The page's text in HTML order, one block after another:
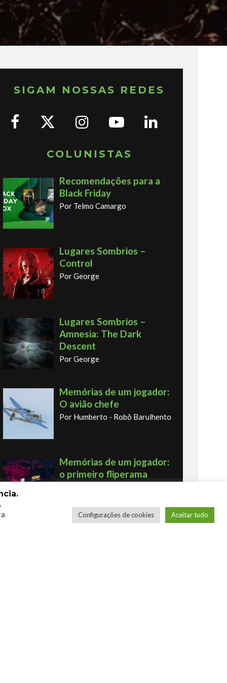
SIGAM NOSSAS REDES
COLUNISTAS
Recomendações para a
Black Friday
Por Telmo Camargo
Lugares Sombrios –
Control
Por George
Lugares Sombrios –
Amnesia: The Dark
Descent
Por George
Memórias de um jogador:
O avião chefe
Por Humberto - Robô Barulhento
Memórias de um jogador:
o primeiro fliperama
Configurações de cookies Aceitar tudo